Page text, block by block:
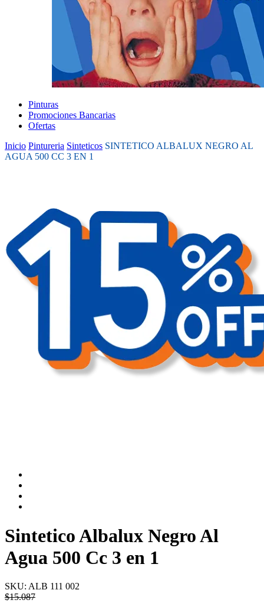
Pinturas
Promociones Bancarias
Ofertas
Inicio Pintureria Sinteticos SINTETICO ALBALUX NEGRO AL
AGUA 500 CC 3 EN 1
Sintetico Albalux Negro Al
Agua 500 Cc 3 en 1
SKU: ALB 111 002
$15.087